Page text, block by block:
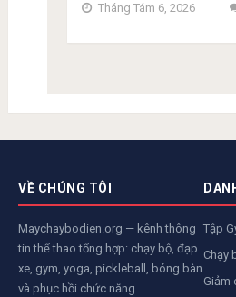
Tháng Tám 6, 2026
VỀ CHÚNG TÔI
Maychaybodien.org — kênh thông
tin thể thao tổng hợp: chạy bộ, đạp
xe, gym, yoga, pickleball, bóng bàn
và phục hồi chức năng.
Tập
Chạy
Giảm